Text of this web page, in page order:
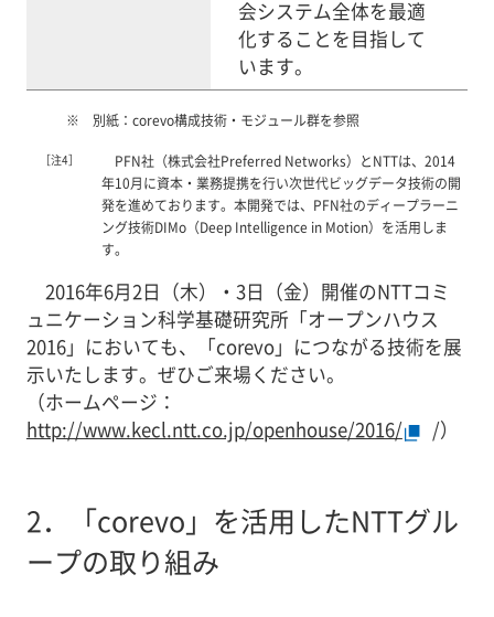
会システム全体を最適
化することを目指して
います。
別紙：corevo構成技術・モジュール群を参照
［注4］
PFN社（株式会社Preferred Networks）とNTTは、2014
年10月に資本・業務提携を行い次世代ビッグデータ技術の開
発を進めております。本開発では、PFN社のディープラーニ
ング技術DIMo（Deep Intelligence in Motion）を活用しま
す。
2016年6月2日（木）・3日（金）開催のNTTコミ
ュニケーション科学基礎研究所「オープンハウス
2016」においても、「corevo」につながる技術を展
示いたします。ぜひご来場ください。
（ホームページ：
http://www.kecl.ntt.co.jp/openhouse/2016/
/）
2．
「corevo」を活用したNTTグル
ープの取り組み